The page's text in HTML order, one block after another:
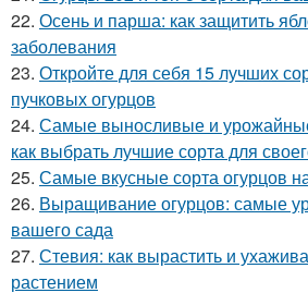
22. Осень и парша: как защитить
заболевания
23. Откройте для себя 15 лучших
пучковых огурцов
24. Самые выносливые и
как выбрать лучшие сорта для
25. Самые вкусные сорта огурцов
26. Выращивание огурцов: самые
вашего сада
27. Стевия: как вырастить и
растением